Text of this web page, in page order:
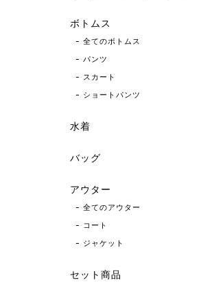
ボトムス
全てのボトムス
パンツ
スカート
ショートパンツ
水着
バッグ
アウター
全てのアウター
コート
ジャケット
セット商品